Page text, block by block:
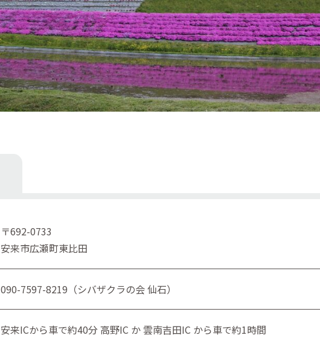
〒692-0733
安来市広瀬町東比田
090-7597-8219（シバザクラの会 仙石）
安来ICから車で約40分 高野IC か 雲南吉田IC から車で約1時間